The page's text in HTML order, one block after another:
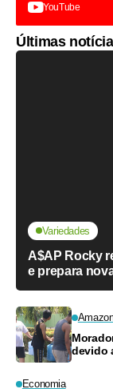
YouTube
Últimas
Variedades
A$AP Rocky
e prepara
devido
Economia